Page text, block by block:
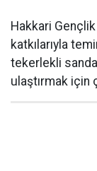
Hakkari
katkılarıyla
tekerlekli
ulaştırmak için